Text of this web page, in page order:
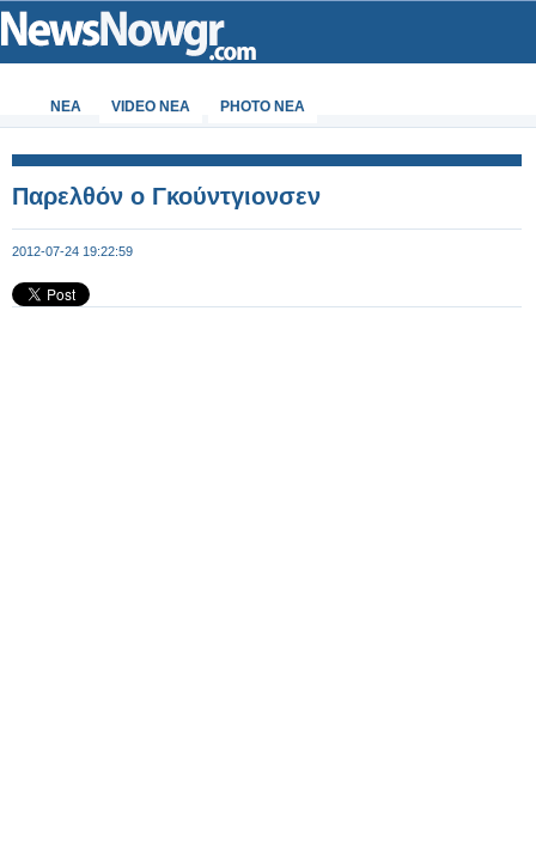
ΝΕΑ VIDEO NEA PHOTO NEA
Παρελθόν ο Γκούντγιονσεν
2012-07-24 19:22:59